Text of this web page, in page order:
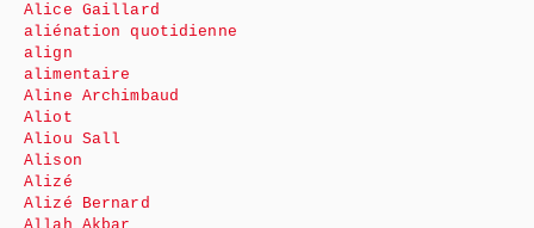
Alice Gaillard
aliénation quotidienne
align
alimentaire
Aline Archimbaud
Aliot
Aliou Sall
Alison
Alizé
Alizé Bernard